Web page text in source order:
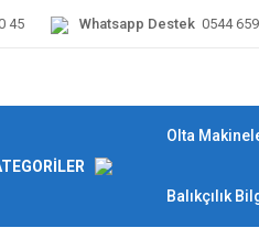
45 Whatsapp Destek 0544
Olta
Balıkçılık